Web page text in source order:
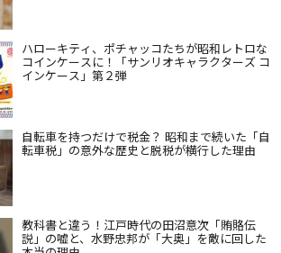
ハローキティ、ポチャッコたちが昭和レトロな
コインケースに！「サンリオキャラクターズ コ
インケース」第２弾
自転車を持つだけで税金？ 昭和まで続いた「自
転車税」の意外な歴史と脱税が横行した理由
教科書と違う！江戸時代の田沼意次「賄賂伝
説」の嘘と、水野忠邦が「大奥」を敵に回した